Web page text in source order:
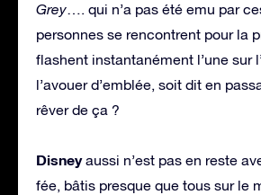
Grey…. qui n’a pas été emu par
personnes se rencontrent pour la
flashent instantanément l’une sur
l’avouer d’emblée, soit dit en
rêver de ça ?
Disneyaussi n’est pas en reste
fée, bâtis presque que tous sur le